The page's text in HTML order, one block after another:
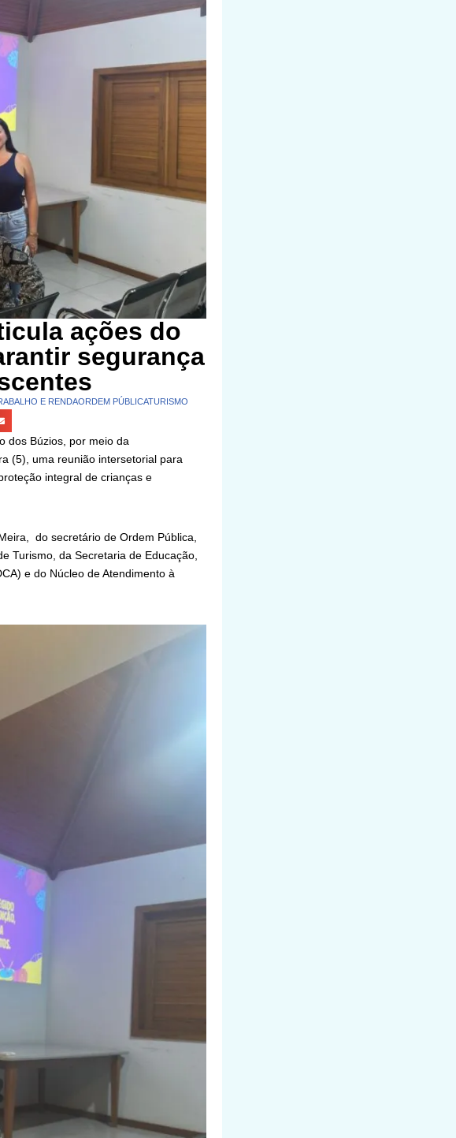
ações do
segurança
E RENDAORDEM PÚBLICATURISMO
dos Búzios, por meio da
(5), uma reunião intersetorial para
integral de crianças e
do secretário de Ordem Pública,
Turismo, da Secretaria de Educação,
e do Núcleo de Atendimento à